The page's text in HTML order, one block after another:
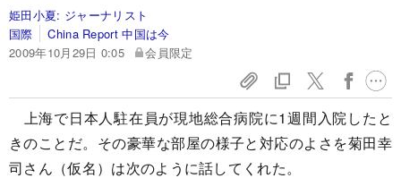
姫田小夏: ジャーナリスト
国際
China Report 中国は今
2009年10月29日 0:05
会員限定
上海で日本人駐在員が現地総合病院に1週間入院したと
きのことだ。その豪華な部屋の様子と対応のよさを菊田幸
司さん（仮名）は次のように話してくれた。